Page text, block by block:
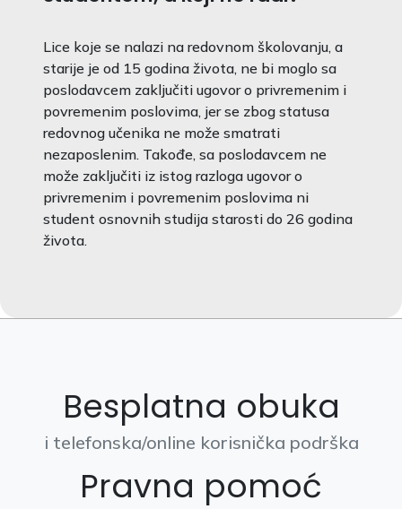
Lice koje se nalazi na redovnom školovanju, a
starije je od 15 godina života, ne bi moglo sa
poslodavcem zaključiti ugovor o privremenim i
povremenim poslovima, jer se zbog statusa
redovnog učenika ne može smatrati
nezaposlenim. Takođe, sa poslodavcem ne
može zaključiti iz istog razloga ugovor o
privremenim i povremenim poslovima ni
student osnovnih studija starosti do 26 godina
života.
Besplatna obuka
i telefonska/online korisnička podrška
Pravna pomoć